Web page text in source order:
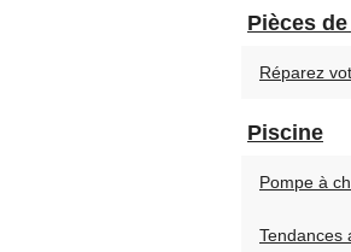
Pièces
Réparez
Piscine
Pompe à
Tendances